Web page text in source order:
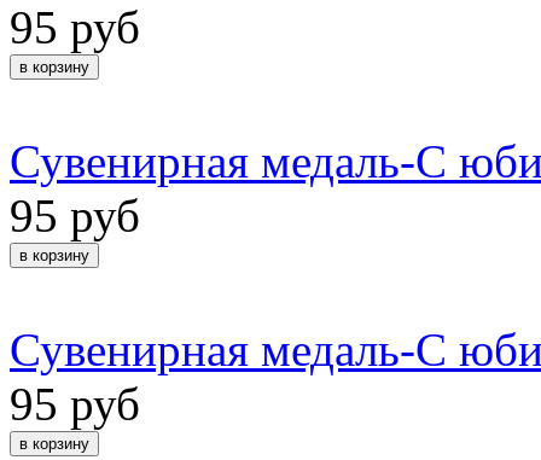
95 руб
Сувенирная медаль-С
95 руб
Сувенирная медаль-С
95 руб